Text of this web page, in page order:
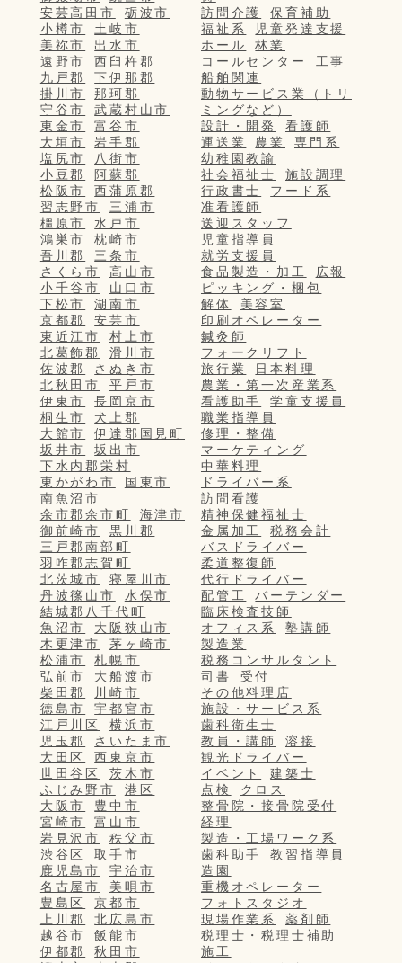
安芸高田市
砺波市
小樽市
土岐市
美祢市
出水市
遠野市
西臼杵郡
九戸郡
下伊那郡
掛川市
那珂郡
守谷市
武蔵村山市
東金市
富谷市
大垣市
岩手郡
塩尻市
八街市
小豆郡
阿蘇郡
松阪市
西蒲原郡
習志野市
三浦市
橿原市
水戸市
鴻巣市
枕崎市
吾川郡
三条市
さくら市
高山市
小千谷市
山口市
下松市
湖南市
京都郡
安芸市
東近江市
村上市
北葛飾郡
滑川市
佐波郡
さぬき市
北秋田市
平戸市
伊東市
長岡京市
桐生市
犬上郡
大館市
伊達郡国見町
坂井市
坂出市
下水内郡栄村
東かがわ市
国東市
南魚沼市
余市郡余市町
海津市
御前崎市
黒川郡
三戸郡南部町
羽咋郡志賀町
北茨城市
寝屋川市
丹波篠山市
水俣市
結城郡八千代町
魚沼市
大阪狭山市
木更津市
茅ヶ崎市
松浦市
札幌市
弘前市
大船渡市
柴田郡
川崎市
徳島市
宇都宮市
江戸川区
横浜市
児玉郡
さいたま市
大田区
西東京市
世田谷区
茨木市
ふじみ野市
港区
大阪市
豊中市
宮崎市
富山市
岩見沢市
秩父市
渋谷区
取手市
鹿児島市
宇治市
名古屋市
美唄市
豊島区
京都市
上川郡
北広島市
越谷市
飯能市
伊都郡
秋田市
訪問介護
保育補助
福祉系
児童発達支援
ホール
林業
コールセンター
工事
船舶関連
動物サービス業（トリ
ミングなど）
設計・開発
看護師
運送業
農業
専門系
幼稚園教諭
社会福祉士
施設調理
行政書士
フード系
准看護師
送迎スタッフ
児童指導員
就労支援員
食品製造・加工
広報
ピッキング・梱包
解体
美容室
印刷オペレーター
鍼灸師
フォークリフト
旅行業
日本料理
農業・第一次産業系
看護助手
学童支援員
職業指導員
修理・整備
マーケティング
中華料理
ドライバー系
訪問看護
精神保健福祉士
金属加工
税務会計
バスドライバー
柔道整復師
代行ドライバー
配管工
バーテンダー
臨床検査技師
オフィス系
塾講師
製造業
税務コンサルタント
司書
受付
その他料理店
施設・サービス系
歯科衛生士
教員・講師
溶接
観光ドライバー
イベント
建築士
点検
クロス
整骨院・接骨院受付
経理
製造・工場ワーク系
歯科助手
教習指導員
造園
重機オペレーター
フォトスタジオ
現場作業系
薬剤師
税理士・税理士補助
施工